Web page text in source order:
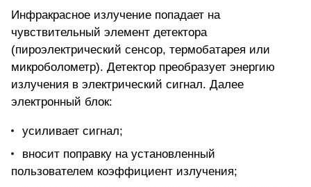
Инфракрасное излучение попадает на
чувствительный элемент детектора
(пироэлектрический сенсор, термобатарея или
микроболометр). Детектор преобразует энергию
излучения в электрический сигнал. Далее
электронный блок:
усиливает сигнал;
вносит поправку на установленный
пользователем коэффициент излучения;